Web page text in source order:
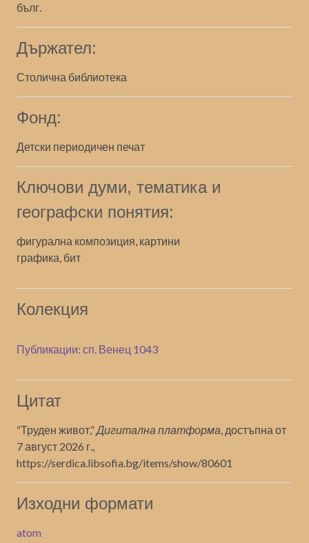
бълг.
Държател:
Столична библиотека
Фонд:
Детски периодичен печат
Ключови думи, тематика и
географски понятия:
фигурална композиция, картини
графика, бит
Колекция
Публикации: сп. Венец 1043
Цитат
“Труден живот,”Дигитална платформа, достъпна от
7 август 2026 г.,
https://serdica.libsofia.bg/items/show/80601
Изходни формати
atom